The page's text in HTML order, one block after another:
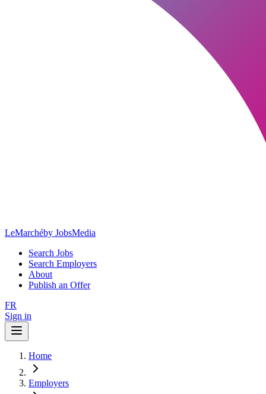
LeMarchéby JobsMedia
Search Jobs
Search Employers
About
Publish an Offer
FR
Sign in
Home
Employers